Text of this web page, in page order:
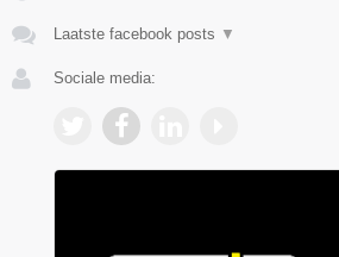
Laatste facebook posts ▼
Sociale media: